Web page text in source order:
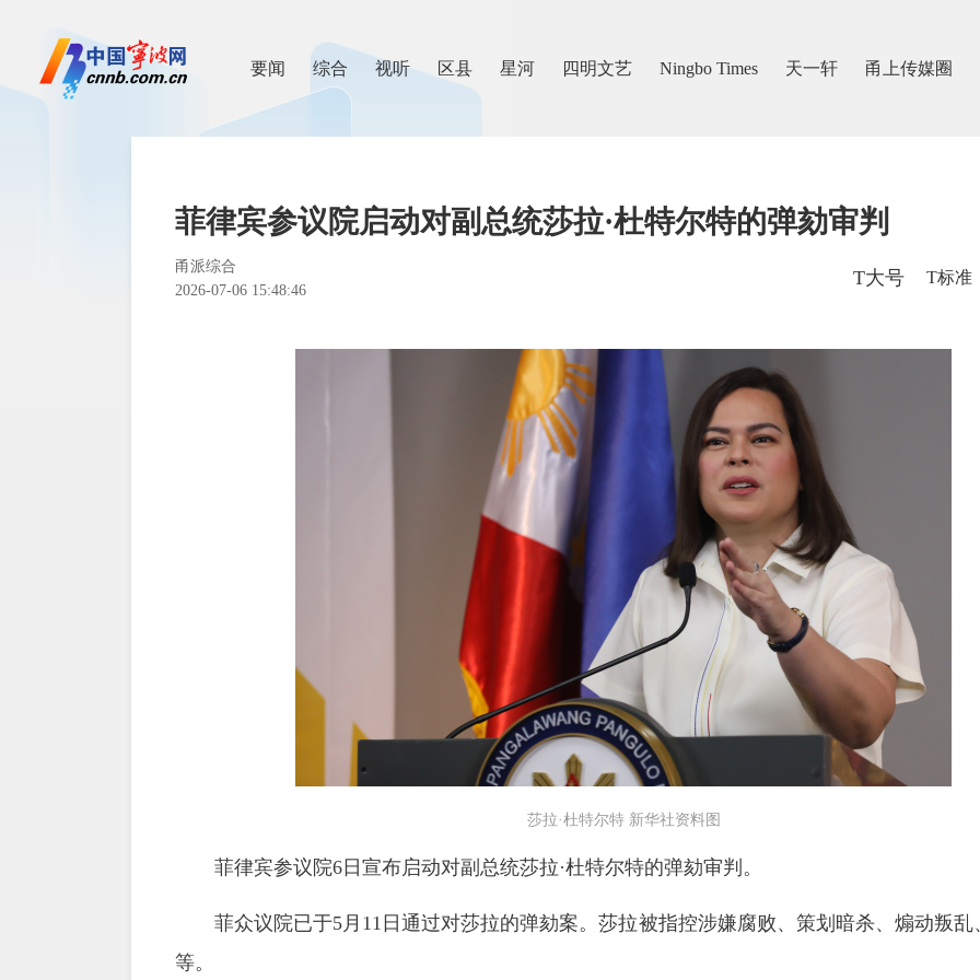
要闻 综合 视听 区县 星河 四明文艺 Ningbo Times 天一轩 甬上传媒圈
菲律宾参议院启动对副总统莎拉·杜特尔特的弹劾审判
甬派综合
2026-07-06 15:48:46
T大号 T标准
莎拉·杜特尔特 新华社资料图
菲律宾参议院6日宣布启动对副总统莎拉·杜特尔特的弹劾审判。
菲众议院已于5月11日通过对莎拉的弹劾案。莎拉被指控涉嫌腐败、策划暗杀、煽动叛乱
等。